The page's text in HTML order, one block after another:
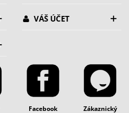
VÁŠ ÚČET
Facebook Zákaznický